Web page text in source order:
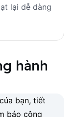
lại dễ dàng
hành
bạn, tiết
bảo công